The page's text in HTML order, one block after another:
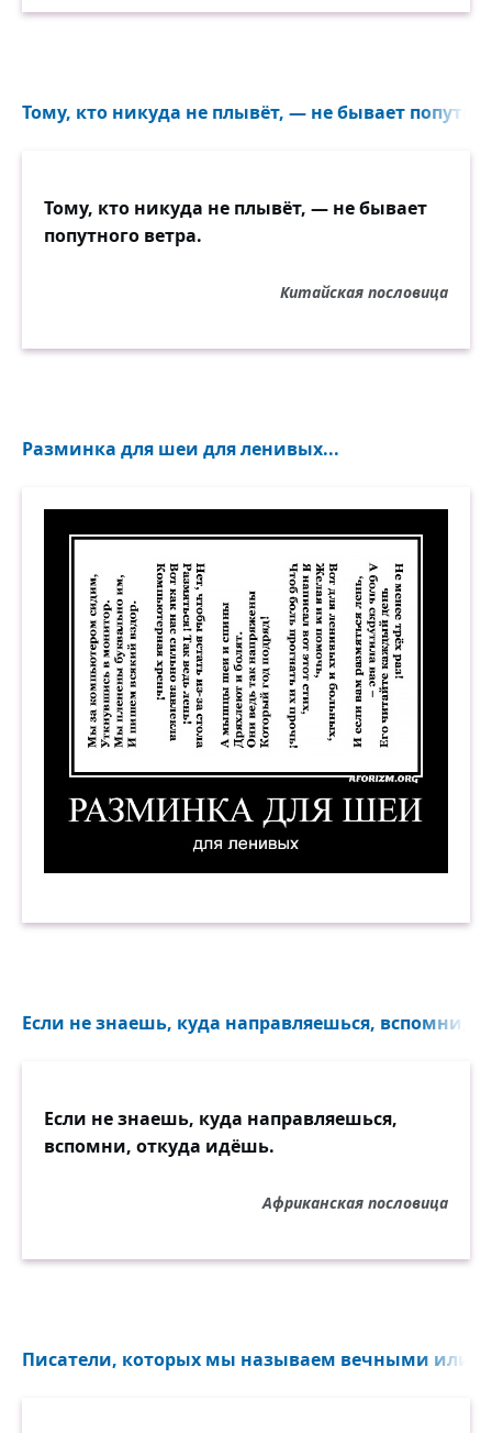
Тому, кто никуда не плывёт, — не бывает
Тому, кто никуда не плывёт, — не бывает
попутного ветра.
Китайская пословица
Разминка для шеи для ленивых...
Если не знаешь, куда направляешься, вспомни,
Если не знаешь, куда направляешься,
вспомни, откуда идёшь.
Африканская пословица
Писатели, которых мы называем вечными или